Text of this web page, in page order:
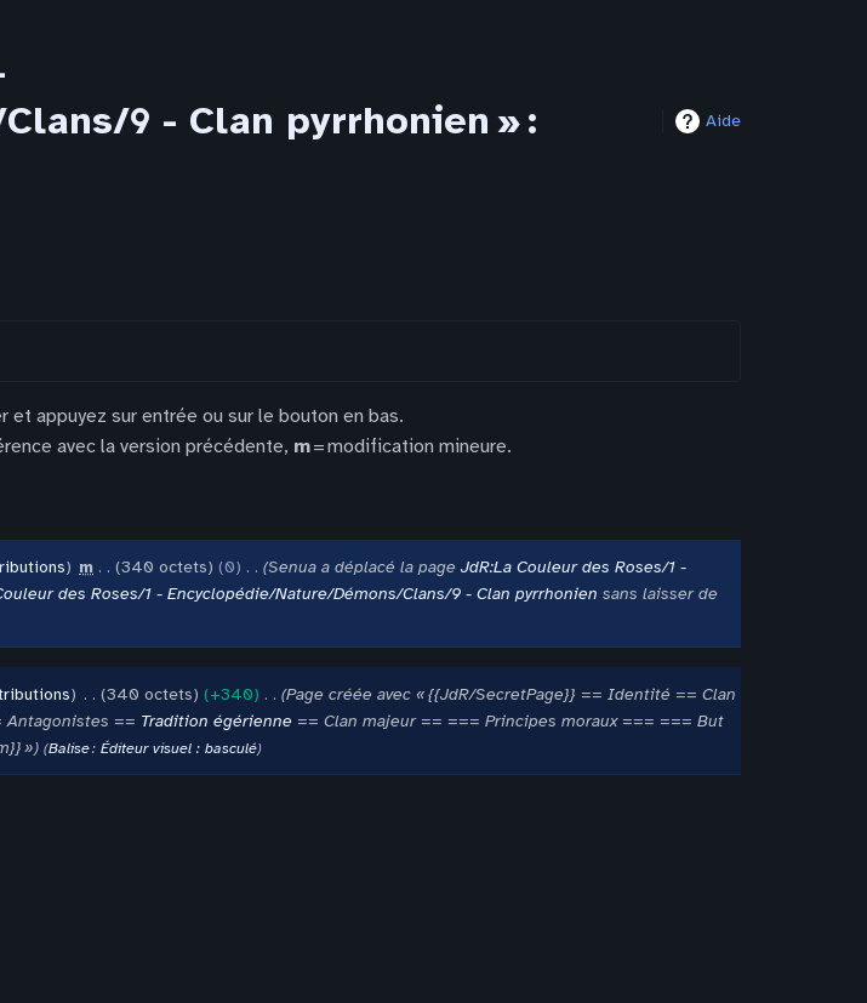
9 - Clan pyrrhonien » :
Aide
appuyez sur entrée ou sur le bouton en bas.
avec la version précédente, m= modification mineure.
m 340 octets 0 Senua a déplacé la pageJdR:La Couleur des Roses/1 -
des Roses/1 - Encyclopédie/Nature/Démons/Clans/9 - Clan pyrrhonien sans laisser de
340 octets +340
Page créée avec « {{JdR/SecretPage}} == Identité == Clan
Antagonistes == Tradition égérienne == Clan majeur == === Principes moraux === === But
»
Balise: Éditeur visuel : basculé